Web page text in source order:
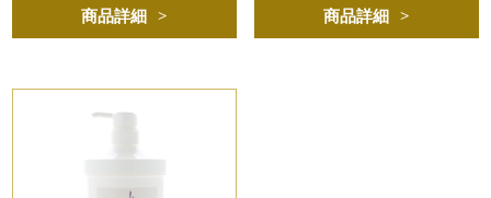
商品詳細 商品詳細